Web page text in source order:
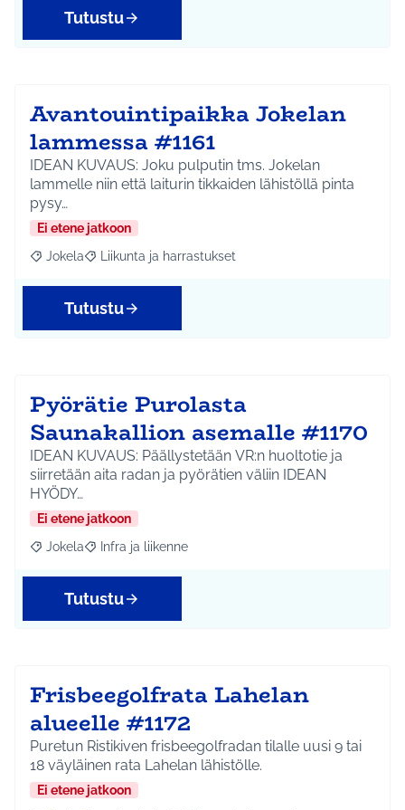
Tutustu
Avantouintipaikka Jokelan
lammessa #1161
IDEAN KUVAUS: Joku pulputin tms. Jokelan
lammelle niin että laiturin tikkaiden lähistöllä pinta
pysy…
Ei etene jatkoon
Rajaa tulokset aihepiirin mukaan: Jokela
Jokela Rajaa tulokset teeman mukaan: Liikunta ja
Liikunta ja harrastukset
Tutustu
Pyörätie Purolasta
Saunakallion asemalle #1170
IDEAN KUVAUS: Päällystetään VR:n huoltotie ja
siirretään aita radan ja pyörätien väliin IDEAN
HYÖDY…
Ei etene jatkoon
Rajaa tulokset aihepiirin mukaan: Jokela
Jokela Rajaa tulokset teeman mukaan: Infra ja liikenne
Infra ja liikenne
Tutustu
Frisbeegolfrata Lahelan
alueelle #1172
Puretun Ristikiven frisbeegolfradan tilalle uusi 9 tai
18 väyläinen rata Lahelan lähistölle.
Ei etene jatkoon